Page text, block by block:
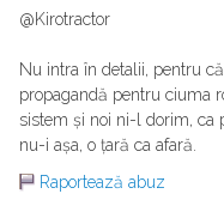
@Kirotractor
Nu intra în detalii, pentru
propagandă pentru ciuma
sistem și noi ni-l dorim, ca
nu-i așa, o țară ca afară.
Raportează abuz